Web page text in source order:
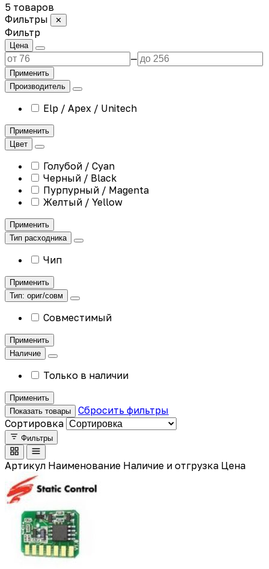
5 товаров
Фильтры
✕
Фильтр
Цена
—
Применить
Производитель
Elp / Apex / Unitech
Применить
Цвет
Голубой / Cyan
Черный / Black
Пурпурный / Magenta
Желтый / Yellow
Применить
Тип расходника
Чип
Применить
Тип: ориг/совм
Совместимый
Применить
Наличие
Только в наличии
Применить
Показать товары
Сбросить фильтры
Сортировка
Фильтры
Артикул Наименование Наличие и отгрузка Цена